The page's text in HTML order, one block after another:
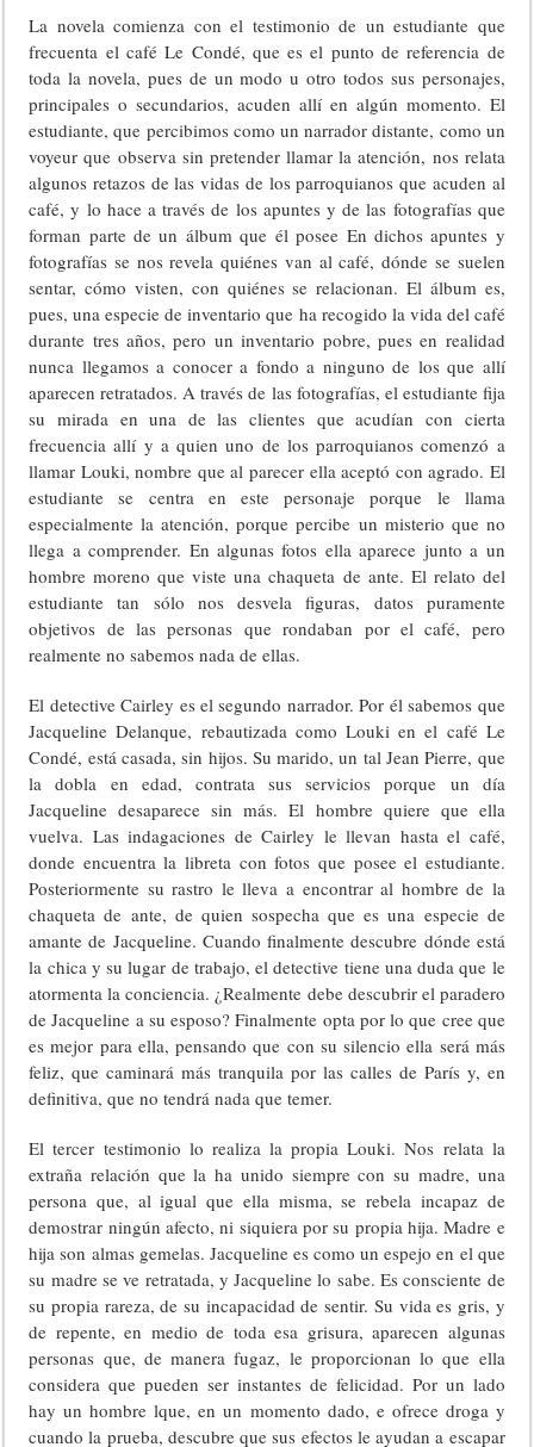
La novela comienza con el testimonio de un estudiante que
frecuenta el café Le Condé, que es el punto de referencia de
toda la novela, pues de un modo u otro todos sus personajes,
principales o secundarios, acuden allí en algún momento. El
estudiante, que percibimos como un narrador distante, como un
voyeur que observa sin pretender llamar la atención, nos relata
algunos retazos de las vidas de los parroquianos que acuden al
café, y lo hace a través de los apuntes y de las fotografías que
forman parte de un álbum que él posee En dichos apuntes y
fotografías se nos revela quiénes van al café, dónde se suelen
sentar, cómo visten, con quiénes se relacionan. El álbum es,
pues, una especie de inventario que ha recogido la vida del café
durante tres años, pero un inventario pobre, pues en realidad
nunca llegamos a conocer a fondo a ninguno de los que allí
aparecen retratados. A través de las fotografías, el estudiante fija
su mirada en una de las clientes que acudían con cierta
frecuencia allí y a quien uno de los parroquianos comenzó a
llamar Louki, nombre que al parecer ella aceptó con agrado. El
estudiante se centra en este personaje porque le llama
especialmente la atención, porque percibe un misterio que no
llega a comprender. En algunas fotos ella aparece junto a un
hombre moreno que viste una chaqueta de ante. El relato del
estudiante tan sólo nos desvela figuras, datos puramente
objetivos de las personas que rondaban por el café, pero
realmente no sabemos nada de ellas.
El detective Cairley es el segundo narrador. Por él sabemos que
Jacqueline Delanque, rebautizada como Louki en el café Le
Condé, está casada, sin hijos. Su marido, un tal Jean Pierre, que
la dobla en edad, contrata sus servicios porque un día
Jacqueline desaparece sin más. El hombre quiere que ella
vuelva. Las indagaciones de Cairley le llevan hasta el café,
donde encuentra la libreta con fotos que posee el estudiante.
Posteriormente su rastro le lleva a encontrar al hombre de la
chaqueta de ante, de quien sospecha que es una especie de
amante de Jacqueline. Cuando finalmente descubre dónde está
la chica y su lugar de trabajo, el detective tiene una duda que le
atormenta la conciencia. ¿Realmente debe descubrir el paradero
de Jacqueline a su esposo? Finalmente opta por lo que cree que
es mejor para ella, pensando que con su silencio ella será más
feliz, que caminará más tranquila por las calles de París y, en
definitiva, que no tendrá nada que temer.
El tercer testimonio lo realiza la propia Louki. Nos relata la
extraña relación que la ha unido siempre con su madre, una
persona que, al igual que ella misma, se rebela incapaz de
demostrar ningún afecto, ni siquiera por su propia hija. Madre e
hija son almas gemelas. Jacqueline es como un espejo en el que
su madre se ve retratada, y Jacqueline lo sabe. Es consciente de
su propia rareza, de su incapacidad de sentir. Su vida es gris, y
de repente, en medio de toda esa grisura, aparecen algunas
personas que, de manera fugaz, le proporcionan lo que ella
considera que pueden ser instantes de felicidad. Por un lado
hay un hombre lque, en un momento dado, e ofrece droga y
cuando la prueba, descubre que sus efectos le ayudan a escapar